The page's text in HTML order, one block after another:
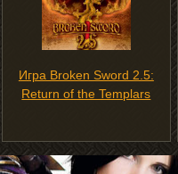
Игра Broken Sword 2.5:
Return of the Templars